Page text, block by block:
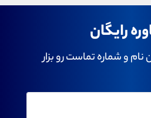
رایگان
نام و شماره تماست رو بزار